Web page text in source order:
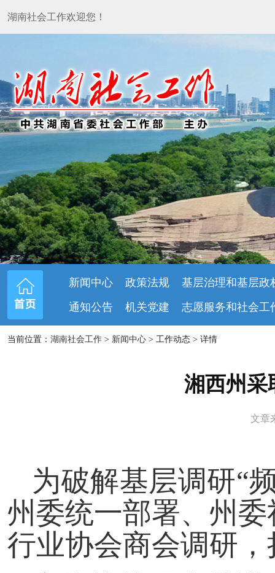
湖南社会工作欢迎您！
新闻中心 政策法规
基层治理和基层政
通知公告
机关党建 志愿服务和社会工
当前位置：湖南社会工作 > 新闻中心 > 工作动态 > 详情
湘西州采
文章
为破解基层调研“
州委统一部署、州
行业协会商会调研